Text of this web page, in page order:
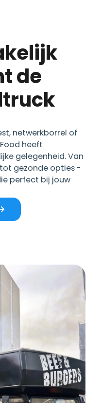
de
netwerkborrel of
heeft
gelegenheid. Van
gezonde opties -
perfect bij jouw